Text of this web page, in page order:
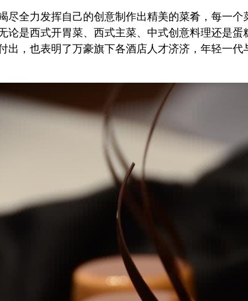
尽全力发挥自己的创意制作出精美的菜肴，每一
论是西式开胃菜、西式主菜、中式创意料理还是
出，也表明了万豪旗下各酒店人才济济，年轻一